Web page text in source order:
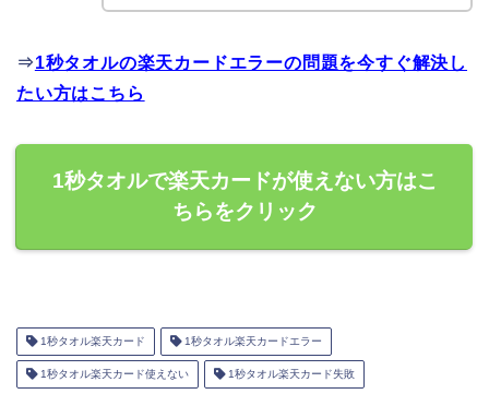
⇒1秒タオルの楽天カードエラーの問題を今すぐ解決し
たい方はこちら
1秒タオルで楽天カードが使えない方はこ
ちらをクリック
1秒タオル楽天カード 1秒タオル楽天カードエラー
1秒タオル楽天カード使えない 1秒タオル楽天カード失敗